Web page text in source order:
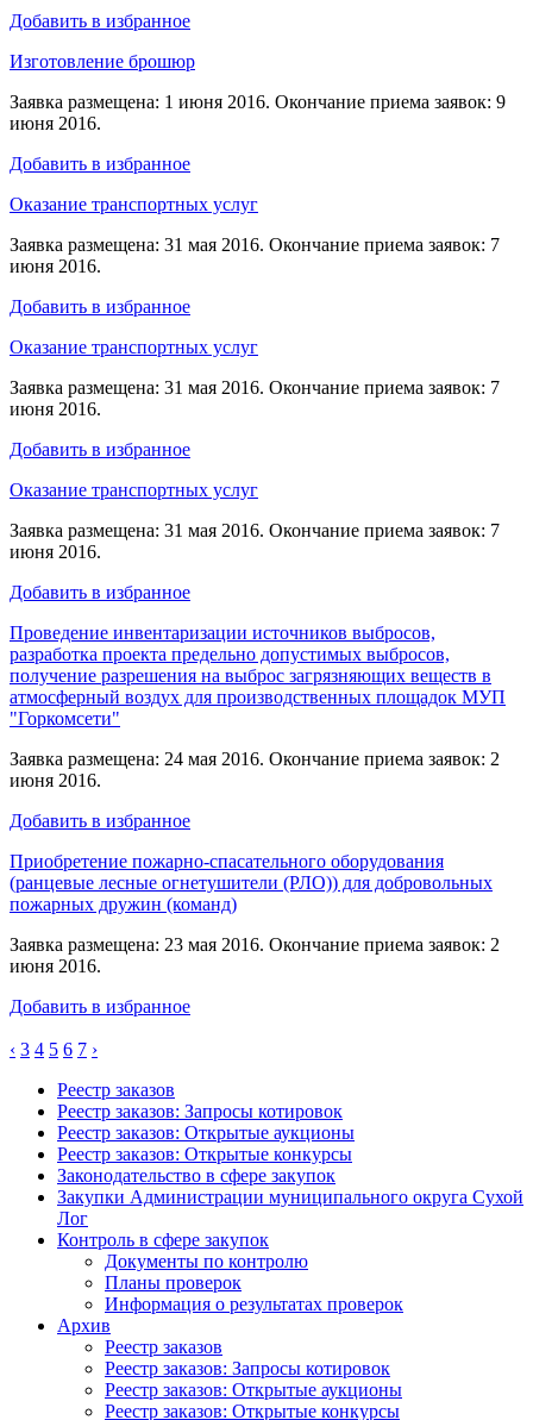
Добавить в избранное
Изготовление брошюр
Заявка размещена: 1 июня 2016. Окончание приема заявок: 9
июня 2016.
Добавить в избранное
Оказание транспортных услуг
Заявка размещена: 31 мая 2016. Окончание приема заявок: 7
июня 2016.
Добавить в избранное
Оказание транспортных услуг
Заявка размещена: 31 мая 2016. Окончание приема заявок: 7
июня 2016.
Добавить в избранное
Оказание транспортных услуг
Заявка размещена: 31 мая 2016. Окончание приема заявок: 7
июня 2016.
Добавить в избранное
Проведение инвентаризации источников выбросов,
разработка проекта предельно допустимых выбросов,
получение разрешения на выброс загрязняющих веществ в
атмосферный воздух для производственных площадок МУП
"Горкомсети"
Заявка размещена: 24 мая 2016. Окончание приема заявок: 2
июня 2016.
Добавить в избранное
Приобретение пожарно-спасательного оборудования
(ранцевые лесные огнетушители (РЛО)) для добровольных
пожарных дружин (команд)
Заявка размещена: 23 мая 2016. Окончание приема заявок: 2
июня 2016.
Добавить в избранное
‹ 3 4 5 6 7 ›
Реестр заказов
Реестр заказов: Запросы котировок
Реестр заказов: Открытые аукционы
Реестр заказов: Открытые конкурсы
Законодательство в сфере закупок
Закупки Администрации муниципального округа Сухой
Лог
Контроль в сфере закупок
Документы по контролю
Планы проверок
Информация о результатах проверок
Архив
Реестр заказов
Реестр заказов: Запросы котировок
Реестр заказов: Открытые аукционы
Реестр заказов: Открытые конкурсы